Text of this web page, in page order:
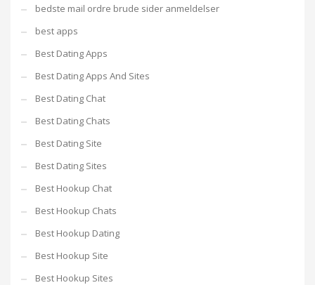
bedste mail ordre brude sider anmeldelser
best apps
Best Dating Apps
Best Dating Apps And Sites
Best Dating Chat
Best Dating Chats
Best Dating Site
Best Dating Sites
Best Hookup Chat
Best Hookup Chats
Best Hookup Dating
Best Hookup Site
Best Hookup Sites